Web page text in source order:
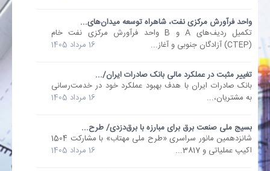
اقتصاد
واحد فرآورش مرکزی نفت، شاهراه توسعه میدان‌های...
تکمیل ردیف‌های A و B واحد فرآورش مرکزی نفت خام
(CTEP) آزادگان جنوبی و آغاز...
16 مرداد 1405
تغییر مثبت در عملکرد مالی بانک صادرات ایران/...
​بانک صادرات ایران با هدف بهبود عملکرد خود در خدمت‌رسانی
به مشتریان،...
16 مرداد 1405
بسیج ملی صنعت برق برای مبارزه با برق‌دزدی/ طرح...
شانزدهمین مانور سراسری «طرح ملی مهتاب» با مشارکت 1504
اکیپ عملیاتی و 3817...
16 مرداد 1405